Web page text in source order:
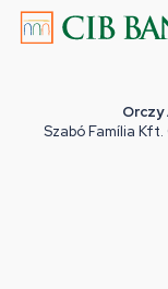
Szabó Família